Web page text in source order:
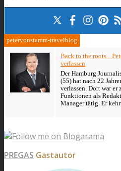
petervonstamm-travelblog
Back to the roots...
verlassen
Der Hamburg
(55) hat nach 22
verlassen. Dort war
Funktionen als
Manager tätig. Er
PREGAS Gastautor